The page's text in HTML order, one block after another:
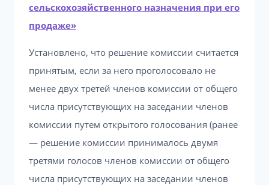
сельскохозяйственного назначения при его
продаже»
Установлено, что решение комиссии считается
принятым, если за него проголосовало не
менее двух третей членов комиссии от общего
числа присутствующих на заседании членов
комиссии путем открытого голосования (ранее
— решение комиссии принималось двумя
третями голосов членов комиссии от общего
числа присутствующих на заседании членов